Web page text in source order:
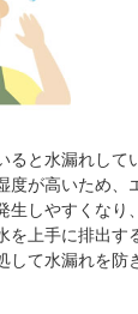
ると水漏れして
度が高いため、
生しやすくなり
を上手に排出す
して水漏れを防